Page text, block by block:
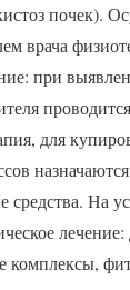
почек).
врача
при
проводится
для
средства. На